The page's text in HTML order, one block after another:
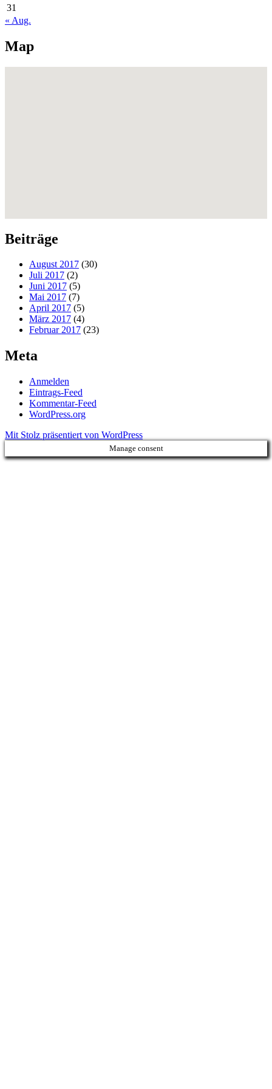
31
« Aug.
Map
Beiträge
August 2017 (30)
Juli 2017 (2)
Juni 2017 (5)
Mai 2017 (7)
April 2017 (5)
März 2017 (4)
Februar 2017 (23)
Meta
Anmelden
Eintrags-Feed
Kommentar-Feed
WordPress.org
Mit Stolz präsentiert von WordPress
Manage consent